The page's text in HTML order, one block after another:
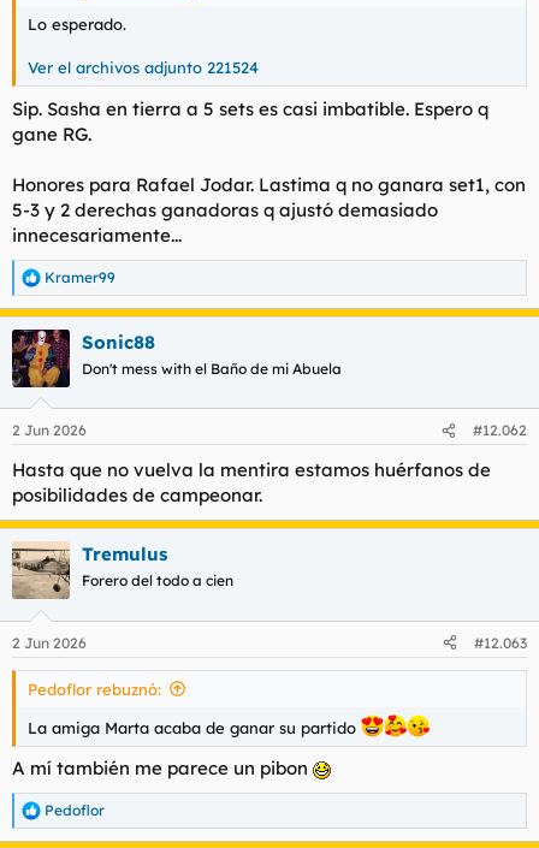
Lo esperado.
Ver el archivos adjunto 221524
Sip. Sasha en tierra a 5 sets es casi imbatible. Espero q
gane RG.
Honores para Rafael Jodar. Lastima q no ganara set1, con
5-3 y 2 derechas ganadoras q ajustó demasiado
innecesariamente...
R
e
a
c
c
i
e
:
Kramer99
Sonic88
Don't mess with el Baño de mi Abuela
2 Jun 2026 #12.062
Hasta que no vuelva la mentira estamos huérfanos de
posibilidades de campeonar.
Tremulus
Forero del todo a cien
2 Jun 2026 #12.063
Pedoflor rebuznó:
La amiga Marta acaba de ganar su partido
A mí también me parece un pibon
R
e
Pedoflor